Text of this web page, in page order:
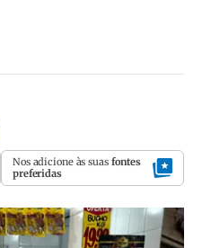
Nos adicione às suas fontes
preferidas